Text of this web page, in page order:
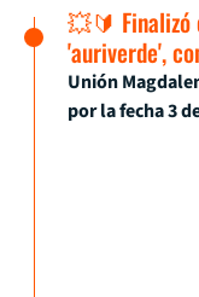
💥🔰 Finalizó
'auriverde',
Unión
por la fecha 3